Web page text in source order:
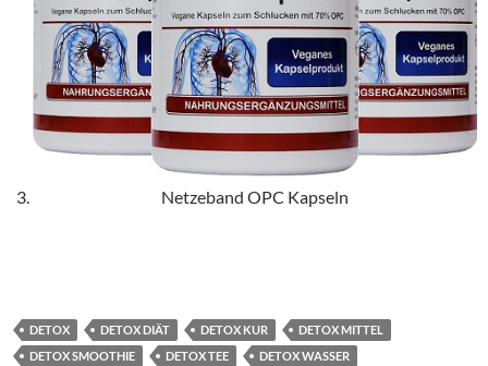
Netzeband OPC Kapseln
DETOX DETOX DIÄT DETOX KUR
DETOX MITTEL
DETOX SMOOTHIE
DETOX TEE DETOX WASSER